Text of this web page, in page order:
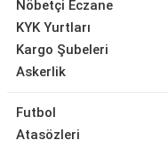
Nöbetçi Eczane
KYK Yurtları
Kargo Şubeleri
Askerlik
Futbol
Atasözleri